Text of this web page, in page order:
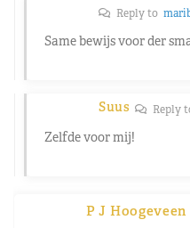
Reply to
Same bewijs voor der
Suus Reply
Zelfde voor mij!
P J Hoogeveen